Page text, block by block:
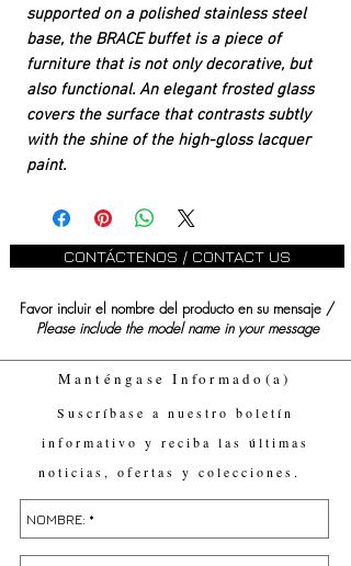
supported on a polished stainless steel
base, the BRACE buffet is a piece of
furniture that is not only decorative, but
also functional. An elegant frosted glass
covers the surface that contrasts subtly
with the shine of the high-gloss lacquer
paint.
CONTÁCTENOS / CONTACT US
Favor incluir el nombre del producto en su mensaje /
Please include the model name in your message
Manténgase Informado(a)
Suscríbase a nuestro boletín
informativo y reciba las últimas
noticias, ofertas y colecciones.